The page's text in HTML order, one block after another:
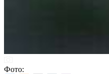
Фото: